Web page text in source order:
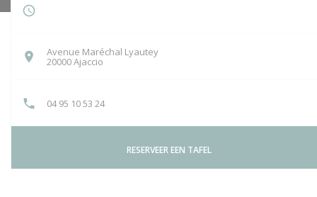
Avenue Maréchal Lyautey
20000 Ajaccio ((opent in een nieuw venster))
04 95 10 53 24
RESERVEER EEN TAFEL